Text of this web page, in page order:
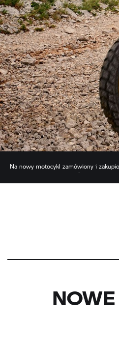
Na nowy motocykl zamówiony i
Motorrad, tylko dla klientów
temat oferty i odpowiednich modeli,